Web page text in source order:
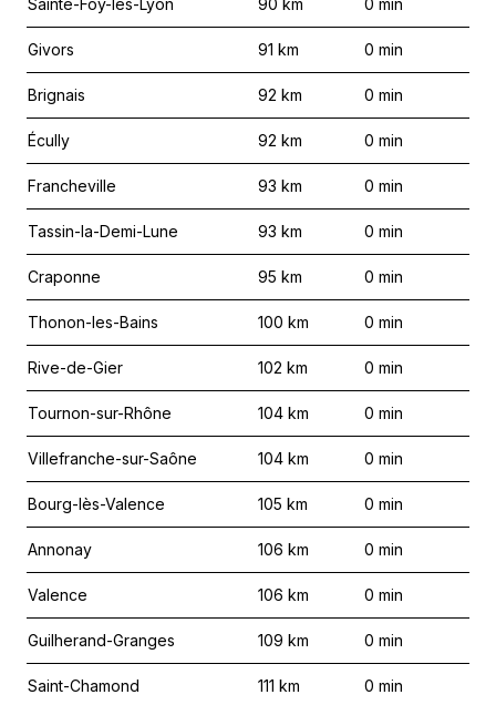
Sainte-Foy-lès-Lyon 90 km 0 min
Givors 91 km 0 min
Brignais 92 km 0 min
Écully 92 km 0 min
Francheville 93 km 0 min
Tassin-la-Demi-Lune 93 km 0 min
Craponne 95 km 0 min
Thonon-les-Bains 100 km 0 min
Rive-de-Gier 102 km 0 min
Tournon-sur-Rhône 104 km 0 min
Villefranche-sur-Saône 104 km 0 min
Bourg-lès-Valence 105 km 0 min
Annonay 106 km 0 min
Valence 106 km 0 min
Guilherand-Granges 109 km 0 min
Saint-Chamond 111 km 0 min